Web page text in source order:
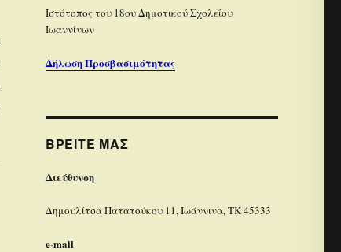
Iστότοπoς του 18ου Δημοτικού Σχολείου
Ιωαννίνων
Δήλωση Προσβασιμότητας
ΒΡΕΊΤΕ ΜΑΣ
Διεύθυνση
Δημουλίτσα Πατατούκου 11, Ιωάννινα, ΤΚ 45333
e-mail